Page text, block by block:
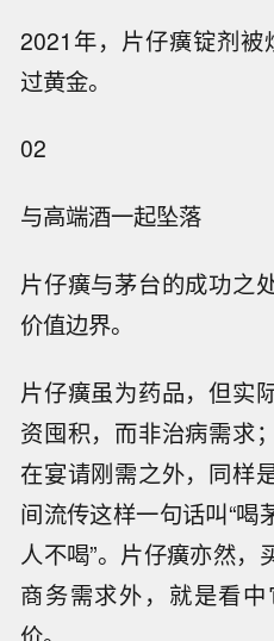
2021年，片仔癀锭剂
过黄金。
02
与高端酒一起坠落
片仔癀与茅台的成功之
价值边界。
片仔癀虽为药品，但实
资囤积，而非治病需求
在宴请刚需之外，同样
间流传这样一句话叫“喝
人不喝”。片仔癀亦然，
商务需求外，就是看